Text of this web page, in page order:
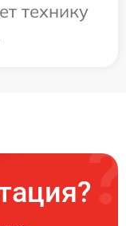
технику